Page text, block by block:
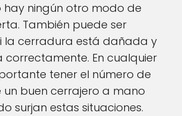
hay ningún otro modo de
También puede ser
la cerradura está dañada y
correctamente. En cualquier
tener el número de
un buen cerrajero a mano
surjan estas situaciones.